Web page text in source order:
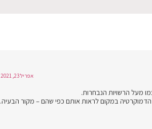
אפריל 23, 2021 בשעה 15:17
מעל הרשויות הנבחרות.
במקום לראות אותם כפי שהם – מקור הבעיה.